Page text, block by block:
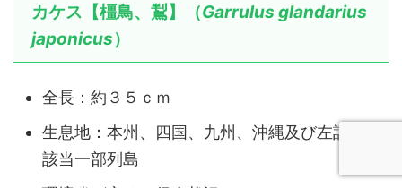
カケス【橿鳥、鵥】（Garrulus glandarius
japonicus）
全長：約３５ｃｍ
生息地：本州、四国、九州、沖縄及び左記地域
該当一部列島